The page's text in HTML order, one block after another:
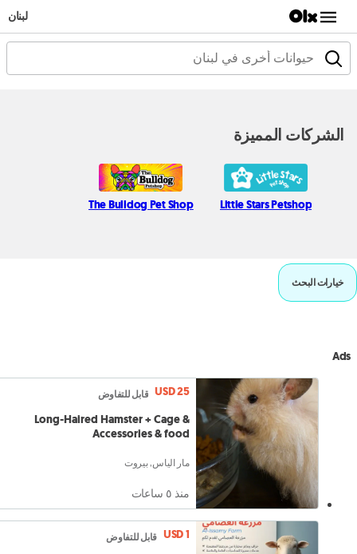
لبنان
الشركات المميزة
Little Stars Petshop
The Bulldog Pet Shop
خيارات البحث
Ads
USD 25 قابل للتفاوض
Long-Haired Hamster + Cage &
Accessories & food
مار الياس, بيروت
منذ ٥ ساعات
USD 1 قابل للتفاوض